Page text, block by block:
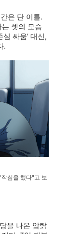
은 단 이틀.
셋의 모습
싸움’ 대신,
.
심을 했다"고 보
을 나온 암탉